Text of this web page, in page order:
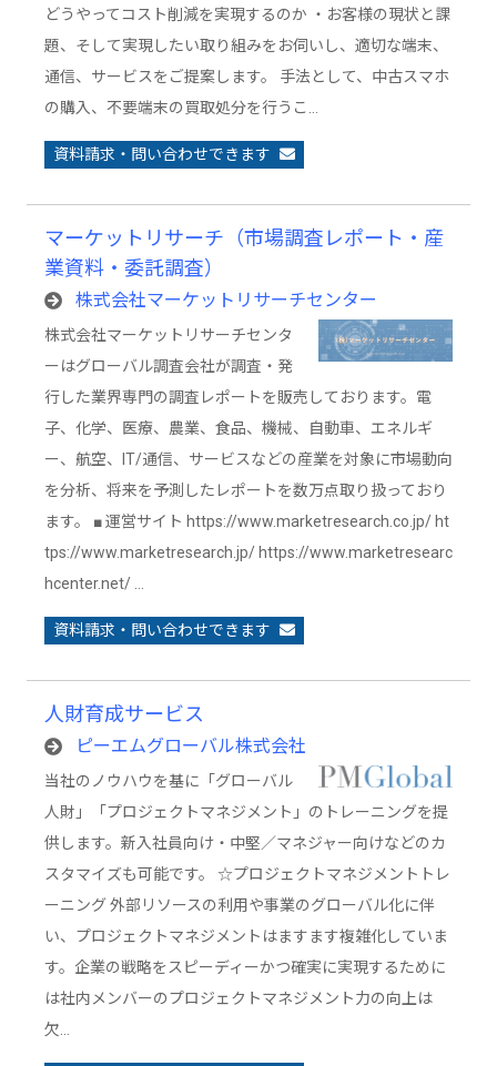
どうやってコスト削減を実現するのか ・お客様の現状と課
題、そして実現したい取り組みをお伺いし、適切な端末、
通信、サービスをご提案します。 手法として、中古スマホ
の購入、不要端末の買取処分を行うこ…
資料請求・問い合わせできます
マーケットリサーチ（市場調査レポート・産
業資料・委託調査）
株式会社マーケットリサーチセンター
株式会社マーケットリサーチセンタ
ーはグローバル調査会社が調査・発
行した業界専門の調査レポートを販売しております。電
子、化学、医療、農業、食品、機械、自動車、エネルギ
ー、航空、IT/通信、サービスなどの産業を対象に市場動向
を分析、将来を予測したレポートを数万点取り扱っており
ます。 ■ 運営サイト https://www.marketresearch.co.jp/ ht
tps://www.marketresearch.jp/ https://www.marketresearc
hcenter.net/ …
資料請求・問い合わせできます
人財育成サービス
ピーエムグローバル株式会社
当社のノウハウを基に「グローバル
人財」「プロジェクトマネジメント」のトレーニングを提
供します。新入社員向け・中堅／マネジャー向けなどのカ
スタマイズも可能です。 ☆プロジェクトマネジメントトレ
ーニング 外部リソースの利用や事業のグローバル化に伴
い、プロジェクトマネジメントはますます複雑化していま
す。企業の戦略をスピーディーかつ確実に実現するために
は社内メンバーのプロジェクトマネジメント力の向上は
欠…